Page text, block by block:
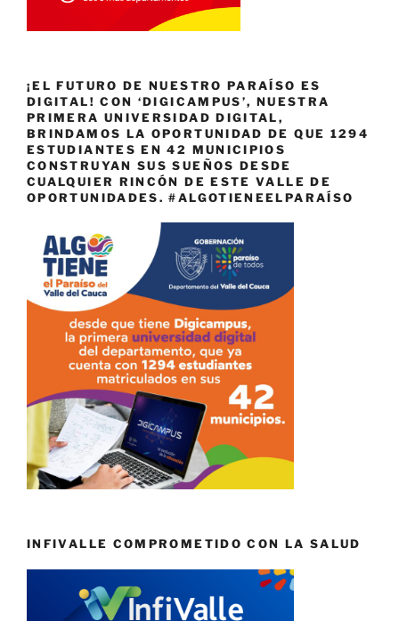
¡EL FUTURO DE NUESTRO PARAÍSO ES
DIGITAL! CON ‘DIGICAMPUS’, NUESTRA
PRIMERA UNIVERSIDAD DIGITAL,
BRINDAMOS LA OPORTUNIDAD DE QUE 1294
ESTUDIANTES EN 42 MUNICIPIOS
CONSTRUYAN SUS SUEÑOS DESDE
CUALQUIER RINCÓN DE ESTE VALLE DE
OPORTUNIDADES. #ALGOTIENEELPARAÍSO
INFIVALLE COMPROMETIDO CON LA SALUD